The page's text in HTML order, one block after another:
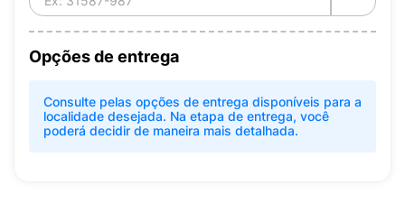
Opções de entrega
Consulte pelas opções de entrega disponíveis para a
localidade desejada. Na etapa de entrega, você
poderá decidir de maneira mais detalhada.